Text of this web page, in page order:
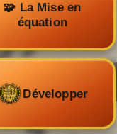
🧩 La Mise en
équation
Développer